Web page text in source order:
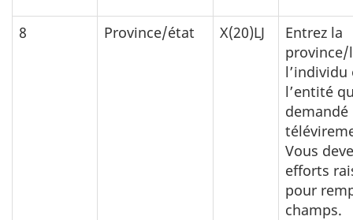
8 Province/état X(20)LJ
Entrez la
province/
l’individu
l’entité
demandé
Vous
efforts
pour
champs.